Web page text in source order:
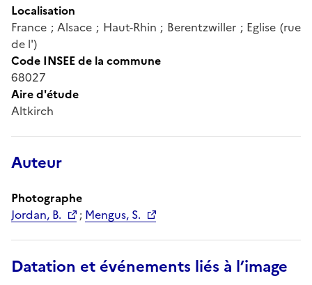
Localisation
France ; Alsace ; Haut-Rhin ; Berentzwiller ; Eglise (rue
de l')
Code INSEE de la commune
68027
Aire d'étude
Altkirch
Auteur
Photographe
Jordan, B.
; Mengus, S.
Datation et événements liés à l’image